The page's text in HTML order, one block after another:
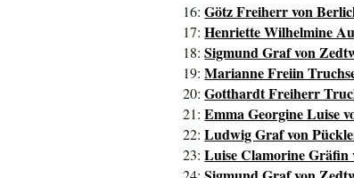
16:Götz Freiherr von
17:Henriette Wilhelmine
18:Sigmund Graf von
19:Marianne Freiin
20:Gotthardt Freiherr
21:Emma Georgine Luise
22:Ludwig Graf von
23:Luise Clamorine Gräfin